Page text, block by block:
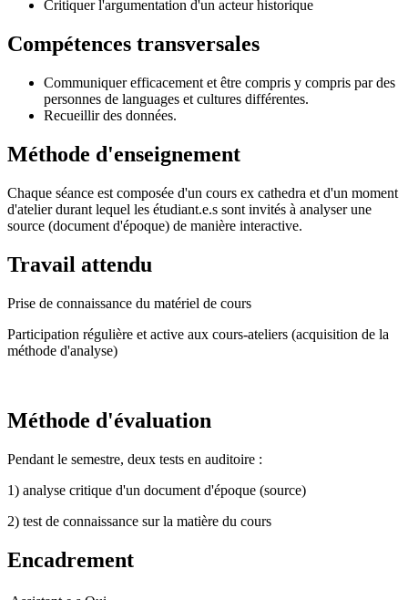
Critiquer l'argumentation d'un acteur historique
Compétences transversales
Communiquer efficacement et être compris y compris par des
personnes de languages et cultures différentes.
Recueillir des données.
Méthode d'enseignement
Chaque séance est composée d'un cours ex cathedra et d'un moment
d'atelier durant lequel les étudiant.e.s sont invités à analyser une
source (document d'époque) de manière interactive.
Travail attendu
Prise de connaissance du matériel de cours
Participation régulière et active aux cours-ateliers (acquisition de la
méthode d'analyse)
Méthode d'évaluation
Pendant le semestre, deux tests en auditoire :
1) analyse critique d'un document d'époque (source)
2) test de connaissance sur la matière du cours
Encadrement